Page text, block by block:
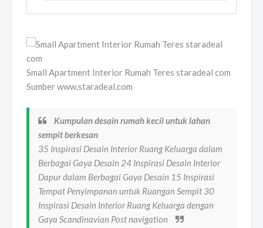
Small Apartment Interior Rumah Teres staradeal com
Sumber www.staradeal.com
Kumpulan desain rumah kecil untuk lahan
sempit berkesan
35 Inspirasi Desain Interior Ruang Keluarga dalam
Berbagai Gaya Desain 24 Inspirasi Desain Interior
Dapur dalam Berbagai Gaya Desain 15 Inspirasi
Tempat Penyimpanan untuk Ruangan Sempit 30
Inspirasi Desain Interior Ruang Keluarga dengan
Gaya Scandinavian Post navigation